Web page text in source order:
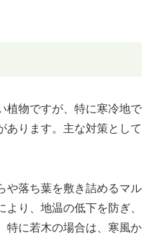
植物ですが、特に寒冷地で
あります。主な対策として
や落ち葉を敷き詰めるマル
り、地温の低下を防ぎ、
特に若木の場合は、寒風か